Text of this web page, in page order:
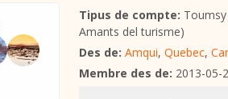
Tipus de compte:
Amants del turisme)
Des de: Amqui, Quebec,
Membre des de: 2013-05-